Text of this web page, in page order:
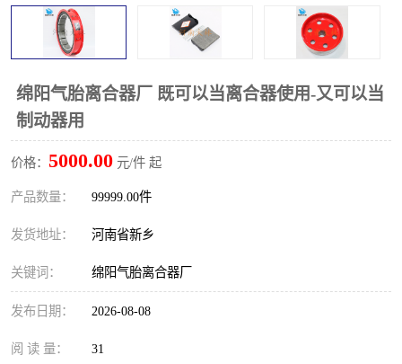
绵阳气胎离合器厂 既可以当离合器使用-又可以当
制动器用
价格： 5000.00 元/件 起
产品数量： 99999.00件
发货地址： 河南省新乡
关键词： 绵阳气胎离合器厂
发布日期： 2026-08-08
阅 读 量： 31